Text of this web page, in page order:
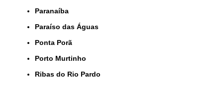
Paranaíba
Paraíso das Águas
Ponta Porã
Porto Murtinho
Ribas do Rio Pardo